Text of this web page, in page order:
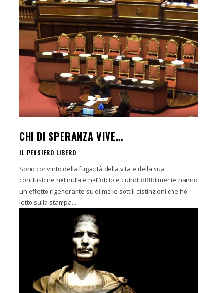
CHI DI SPERANZA VIVE…
IL PENSIERO LIBERO
Sono convinto della fugacità della vita e della sua
conclusione nel nulla e nell’oblio e quindi difficilmente hanno
un effetto rigenerante su di me le sottili distinzioni che ho
letto sulla stampa...